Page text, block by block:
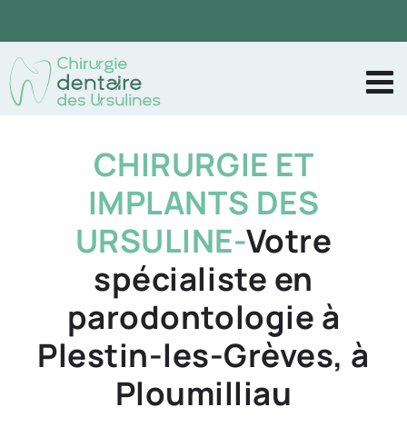
contenu
CHIRURGIE ET
IMPLANTS DES
URSULINE-Votre
spécialiste en
parodontologie à
Plestin-les-Grèves, à
Ploumilliau